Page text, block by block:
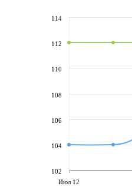
Июл 12
102
104
106
108
110
112
114